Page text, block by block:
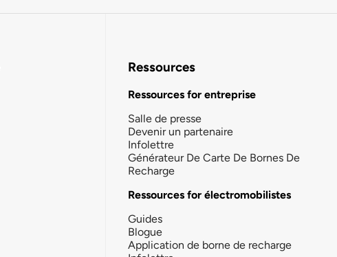
Ressources
Ressources for entreprise
Salle de presse
Devenir un partenaire
Infolettre
Générateur De Carte De Bornes De
Recharge
Ressources for électromobilistes
Guides
Blogue
Application de borne de recharge